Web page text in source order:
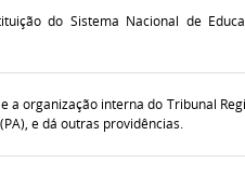
do Sistema Nacional de
a organização interna do Tribunal
e dá outras providências.